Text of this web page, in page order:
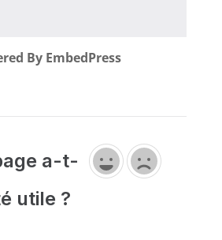
By EmbedPress
a-t-
utile ?